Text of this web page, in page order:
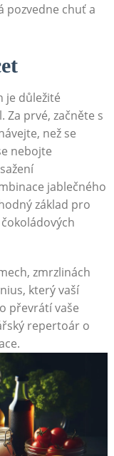
pozvedne chuť a
je ⁣důležité
Za prvé, začněte s
než se⁤
nebojte​
jablečného
základ pro
​zmrzlinách
který vaší
převrátí vaše
⁢repertoár o